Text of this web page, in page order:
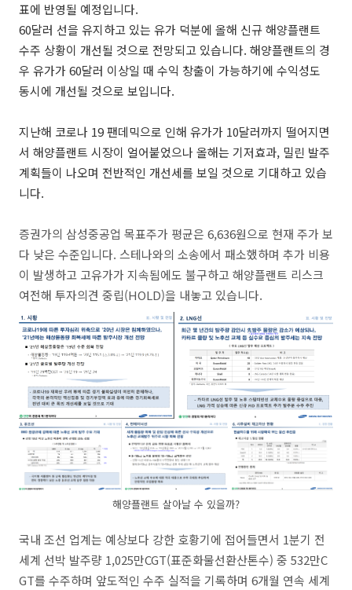
표에 반영될 예정입니다.
60달러 선을 유지하고 있는 유가 덕분에 올해 신규 해양플랜트
수주 상황이 개선될 것으로 전망되고 있습니다. 해양플랜트의 경
우 유가가 60달러 이상일 때 수익 창출이 가능하기에 수익성도
동시에 개선될 것으로 보입니다.
지난해 코로나 19 팬데믹으로 인해 유가가 10달러까지 떨어지면
서 해양플랜트 시장이 얼어붙었으나 올해는 기저효과, 밀린 발주
계획들이 나오며 전반적인 개선세를 보일 것으로 기대하고 있습
니다.
증권가의 삼성중공업 목표주가 평균은 6,636원으로 현재 주가 보
다 낮은 수준입니다. 스테나와의 소송에서 패소했하며 추가 비용
이 발생하고 고유가가 지속됨에도 불구하고 해양플랜트 리스크
여전해 투자의견 중립(HOLD)을 내놓고 있습니다.
해양플랜트 살아날 수 있을까?
국내 조선 업계는 예상보다 강한 호황기에 접어들면서 1분기 전
세계 선박 발주량 1,025만CGT(표준화물선환산톤수) 중 532만C
GT를 수주하며 앞도적인 수주 실적을 기록하며 6개월 연속 세계